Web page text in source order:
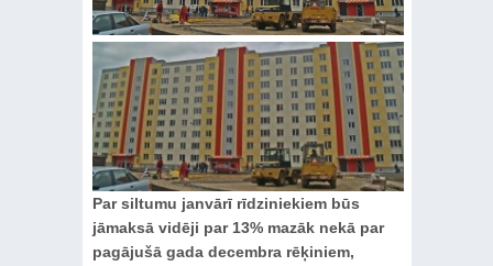
Par siltumu janvārī rīdziniekiem būs
jāmaksā vidēji par 13% mazāk nekā par
pagājušā gada decembra rēķiniem,